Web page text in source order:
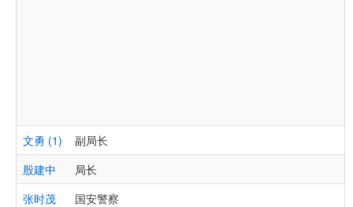
文勇 (1)
副局长
殷建中
局长
张时茂
国安警察